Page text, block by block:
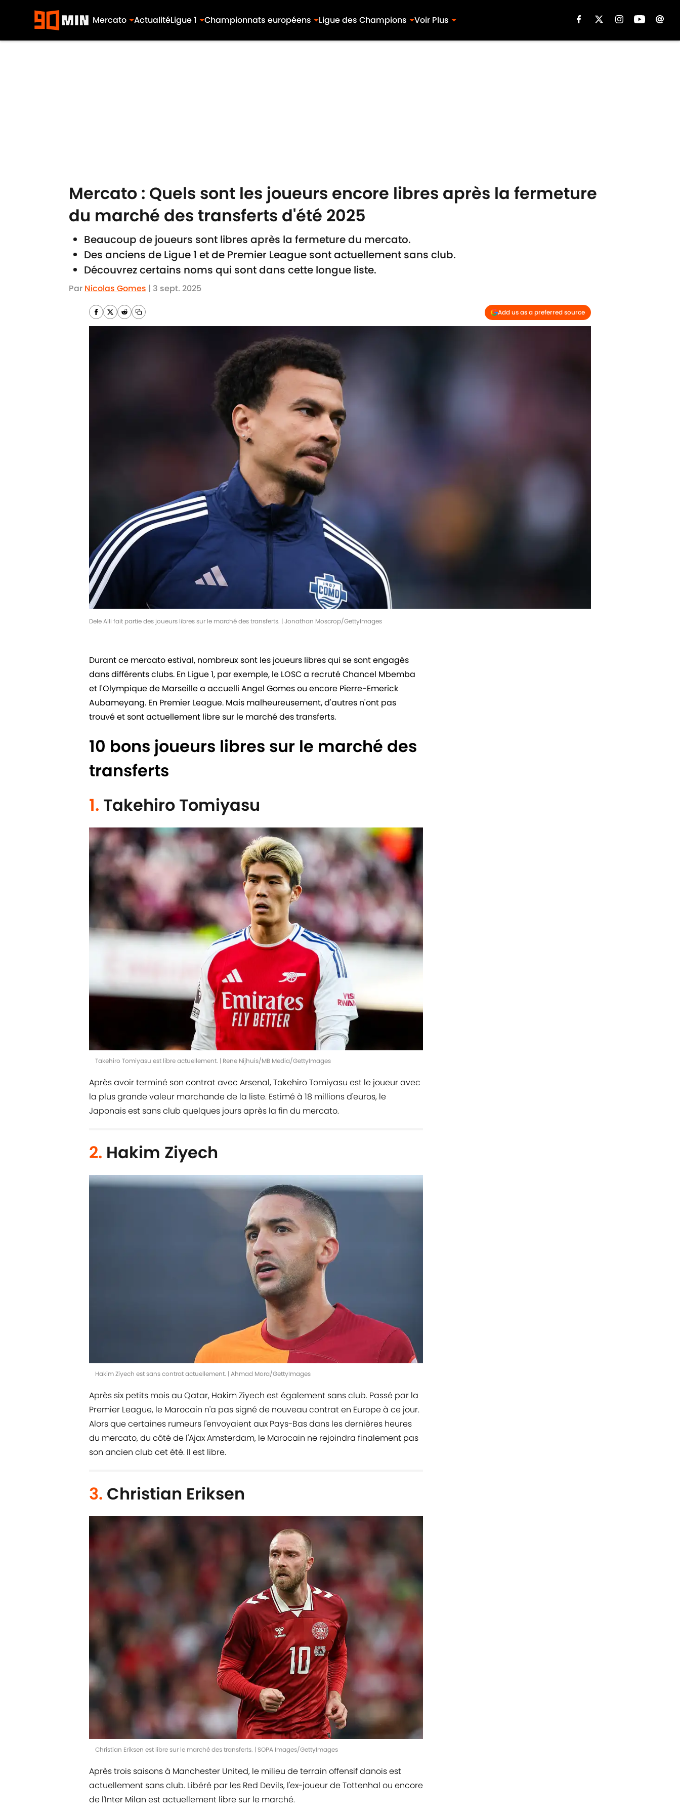
Mercato ActualitéLigue 1 Championnats européens Ligue des Champions Voir Plus
Mercato : Quels sont les joueurs encore libres après la fermeture
du marché des transferts d'été 2025
Beaucoup de joueurs sont libres après la fermeture du mercato.
Des anciens de Ligue 1 et de Premier League sont actuellement sans club.
Découvrez certains noms qui sont dans cette longue liste.
Par Nicolas Gomes | 3 sept. 2025
Add us as a preferred source
Dele Alli fait partie des joueurs libres sur le marché des transferts. | Jonathan Moscrop/GettyImages
Durant ce mercato estival, nombreux sont les joueurs libres qui se sont engagés
dans différents clubs. En Ligue 1, par exemple, le LOSC a recruté Chancel Mbemba
et l'Olympique de Marseille a accuelli Angel Gomes ou encore Pierre-Emerick
Aubameyang. En Premier League. Mais malheureusement, d'autres n'ont pas
trouvé et sont actuellement libre sur le marché des transferts.
10 bons joueurs libres sur le marché des
transferts
1. Takehiro Tomiyasu
Takehiro Tomiyasu est libre actuellement. | Rene Nijhuis/MB Media/GettyImages
Après avoir terminé son contrat avec Arsenal, Takehiro Tomiyasu est le joueur avec
la plus grande valeur marchande de la liste. Estimé à 18 millions d'euros, le
Japonais est sans club quelques jours après la fin du mercato.
2. Hakim Ziyech
Hakim Ziyech est sans contrat actuellement. | Ahmad Mora/GettyImages
Après six petits mois au Qatar, Hakim Ziyech est également sans club. Passé par la
Premier League, le Marocain n'a pas signé de nouveau contrat en Europe à ce jour.
Alors que certaines rumeurs l'envoyaient aux Pays-Bas dans les dernières heures
du mercato, du côté de l'Ajax Amsterdam, le Marocain ne rejoindra finalement pas
son ancien club cet été. Il est libre.
3. Christian Eriksen
Christian Eriksen est libre sur le marché des transferts. | SOPA Images/GettyImages
Après trois saisons à Manchester United, le milieu de terrain offensif danois est
actuellement sans club. Libéré par les Red Devils, l'ex-joueur de Tottenhal ou encore
de l'Inter Milan est actuellement libre sur le marché.